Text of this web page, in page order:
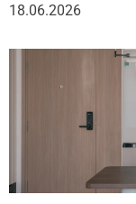
18.06.2026